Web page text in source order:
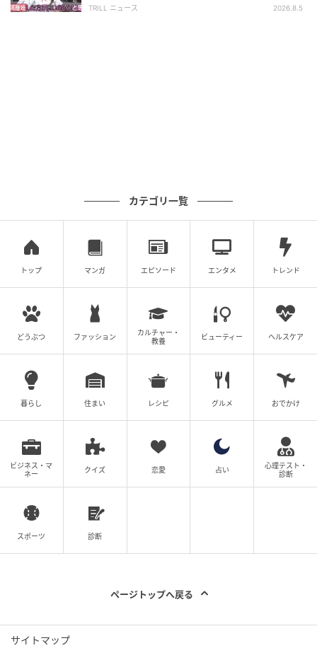
TRILL ニュース 2026.8.5
カテゴリ一覧
トップ マンガ エピソード エンタメ トレンド
どうぶつ ファッション
カルチャー・
教養
ビューティー ヘルスケア
暮らし 住まい レシピ グルメ おでかけ
ビジネス・マ
ネー
クイズ 恋愛 占い
心理テスト・
診断
スポーツ 診断
ページトップへ戻る
サイトマップ